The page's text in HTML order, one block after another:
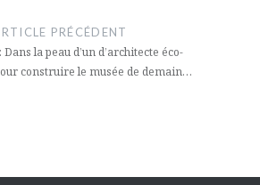
PRÉCÉDENT
Dans la peau d’un d’architecte éco-
construire le musée de demain…